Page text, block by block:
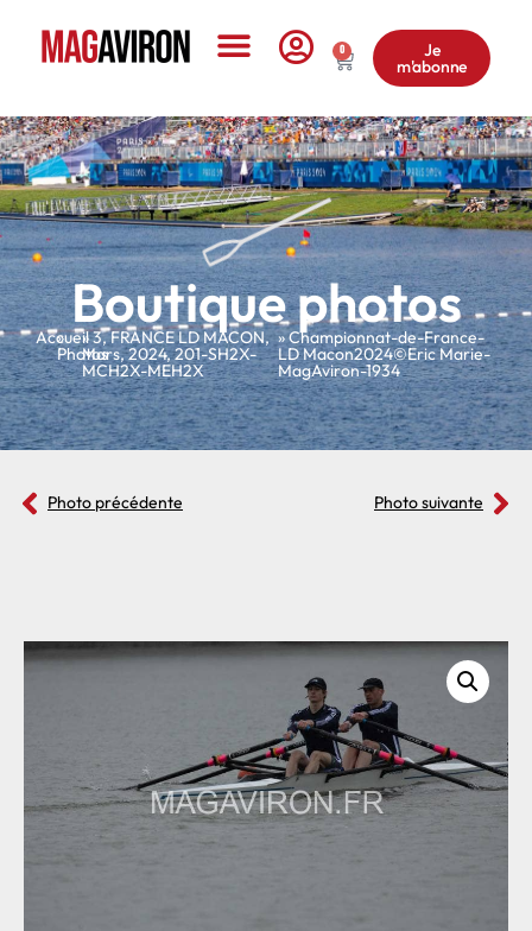
0 Je
m'abonne
Boutique photos
Accueil
»
Photos
»3,FRANCE LD MACON,
Mars,2024,201-SH2X-
MCH2X-MEH2X
» Championnat-de-France-
LD Macon2024©Eric Marie-
MagAviron-1934
Photo précédente Photo suivante